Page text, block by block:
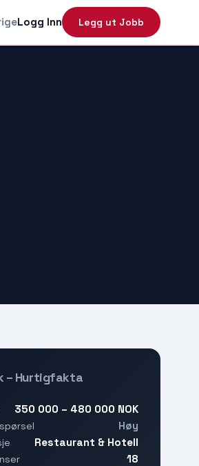
Logg Inn Legg ut Jobb
– Hurtigfakta
350 000 – 480 000 NOK
Høy
Restaurant & Hotell
18